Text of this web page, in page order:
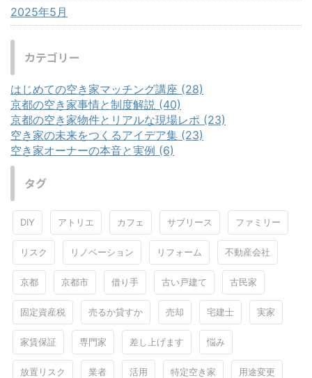
2025年5月
カテゴリー
はじめての空き家マッチング講座 (28)
京都の空き家事情と制度解説 (40)
京都の空き家物件とリアルな現場レポ (23)
空き家の未来をつくるアイデア集 (23)
空き家オーナーの本音と実例 (6)
タグ
DIY アトリエ カフェ サブリース ファミリー
リスク リノベーション リフォーム 不動産会社
京都 京都市 借り手 古い戸建て 古民家
固定資産税 売るか貸すか 売却 宅建士 実家
家賃保証 専門家 差し上げます 悩み
放置リスク 業者 活用 特定空き家 用途変更